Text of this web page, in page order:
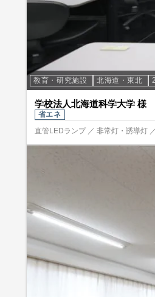
教育・研究施設 北海道・東北
学校法人北海道科学大学 様
省エネ
直管LEDランプ ／ 非常灯・誘導灯